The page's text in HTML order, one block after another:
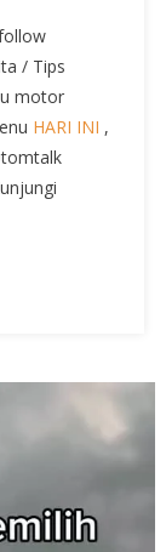
/ Tips
motor
HARI INI ,